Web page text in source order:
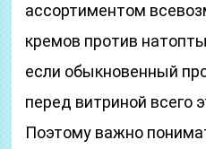
ассортиментом
кремов против
если обыкновенный
перед витриной всего
Поэтому важно